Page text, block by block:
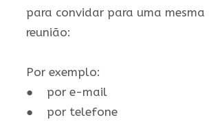
para convidar para uma mesma
reunião:
Por exemplo:
● por e-mail
● por telefone